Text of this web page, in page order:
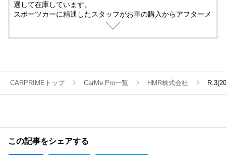
選して在庫しています。
スポーツカーに精通したスタッフがお車の購入からアフターメ
ンテナンス＆チューニングまでサポート。
CARPRIMEトップ CarMe Pro一覧 HMR株式会社
この記事をシェアする